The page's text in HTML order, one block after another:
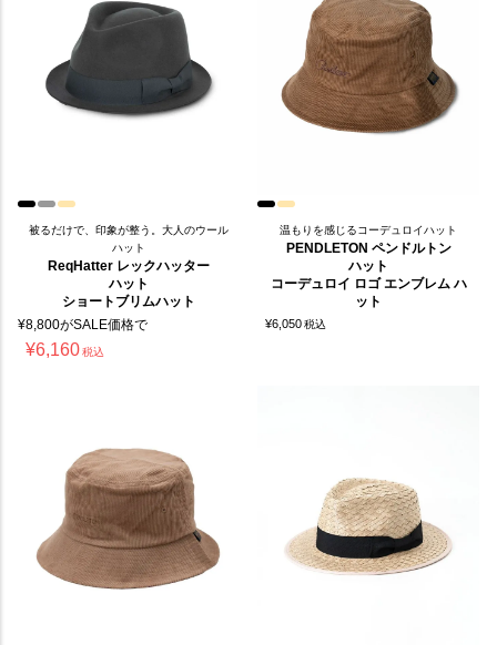
被るだけで、印象が整う。大人のウール
ハット
ReqHatter レックハッター
ハット
ショートブリムハット
¥8,800がSALE価格で
¥6,160税込
温もりを感じるコーデュロイハット
PENDLETON ペンドルトン
ハット
コーデュロイ ロゴ エンブレム ハ
ット
¥6,050税込